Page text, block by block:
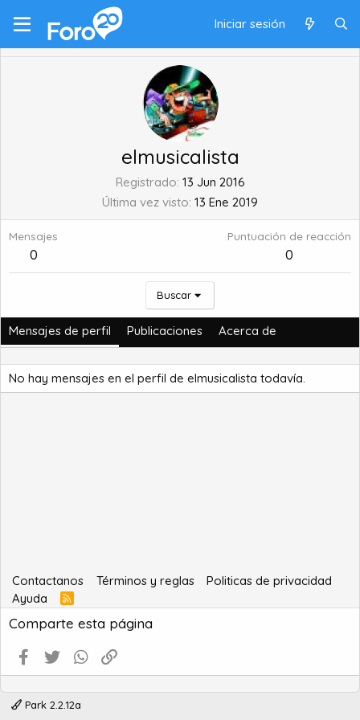
Iniciar sesión
elmusicalista
Registrado 13 Jun 2016
Última vez visto 13 Ene 2019
Mensajes
0
Puntuación de reacción
0
Buscar
Mensajes de perfil Publicaciones Acerca de
No hay mensajes en el perfil de elmusicalista todavía.
Contactanos Términos y reglas
Politicas de privacidad
Ayuda
R
S
S
Comparte esta página
Facebook
Twitter WhatsApp
Park 2.2.12a